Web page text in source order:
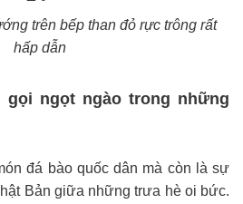
trên bếp than đỏ rực trông rất
hấp dẫn
ngọt ngào trong những
đá bào quốc dân mà còn là sự
Bản giữa những trưa hè oi bức.